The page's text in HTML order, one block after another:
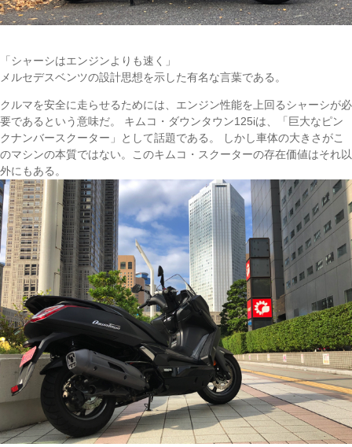
「シャーシはエンジンよりも速く」
メルセデスベンツの設計思想を示した有名な言葉である。
クルマを安全に走らせるためには、エンジン性能を上回るシャーシが必
要であるという意味だ。 キムコ・ダウンタウン125iは、「巨大なピン
クナンバースクーター」として話題である。 しかし車体の大きさがこ
のマシンの本質ではない。このキムコ・スクーターの存在価値はそれ以
外にもある。